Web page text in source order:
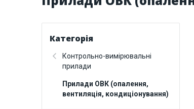
Категорія
Контрольно-вимірювальні
прилади
Прилади ОВК (опалення,
вентиляція, кондиціонування)